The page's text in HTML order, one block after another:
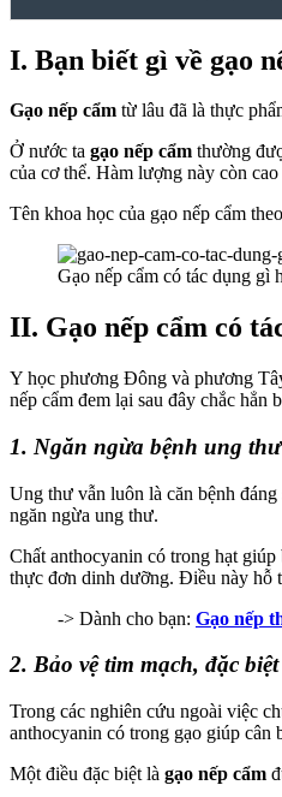
I. Bạn biết gì về gạo
Gạo nếp cẩm từ lâu đã là thực
Ở nước ta gạo nếp cẩm thường
của cơ thể. Hàm lượng này còn
Tên khoa học của gạo nếp cẩm
Gạo nếp cẩm có tác dụng gì
II. Gạo nếp cẩm có
Y học phương Đông và phương
nếp cẩm đem lại sau đây chắc hẳn
1. Ngăn ngừa bệnh ung thư
Ung thư vẫn luôn là căn bệnh
ngăn ngừa ung thư.
Chất anthocyanin có trong hạt
thực đơn dinh dưỡng. Điều này hỗ
-> Dành cho bạn: Gạo nếp
2. Bảo vệ tim mạch, đặc
Trong các nghiên cứu ngoài việc
anthocyanin có trong gạo giúp cân
Một điều đặc biệt là gạo nếp cẩm